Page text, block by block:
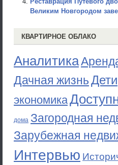
Великим Новгородом
КВАРТИРНОЕ ОБЛАКО
Аналитика
Дачная жизньДети
экономика
дома Загородная
Зарубежная
Интервью